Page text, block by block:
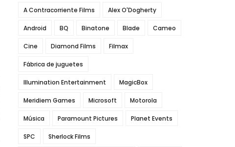
A Contracorriente Films Alex O'Dogherty
Android BQ Binatone Blade Cameo
Cine Diamond Films Filmax
Fábrica de juguetes
Illumination Entertainment MagicBox
Meridiem Games Microsoft Motorola
Música Paramount Pictures Planet Events
SPC Sherlock Films